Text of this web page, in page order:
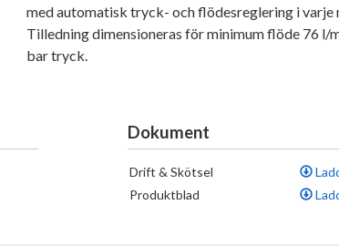
med automatisk tryck- och flödesreglering i varje
Tilledning dimensioneras för minimum flöde 76 l/
bar tryck.
Dokument
Drift & Skötsel
Produktblad